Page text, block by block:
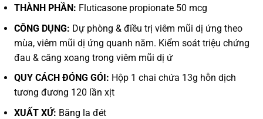
THÀNH PHẦN: Fluticasone propionate 50 mcg
CÔNG DỤNG: Dự phòng & điều trị viêm mũi dị ứng theo
mùa, viêm mũi dị ứng quanh năm. Kiểm soát triệu chứng
đau & căng xoang trong viêm mũi dị ứ
QUY CÁCH ĐÓNG GÓI: Hộp 1 chai chứa 13g hỗn dịch
tương đương 120 lần xịt
XUẤT XỨ: Băng la đét